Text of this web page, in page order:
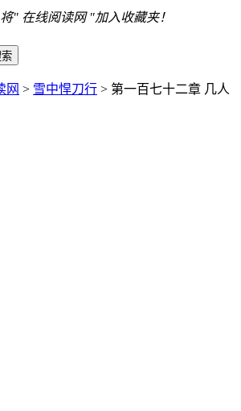
" 在线阅读网 "加入收藏夹！
网 > 雪中悍刀行 > 第一百七十二章 几人